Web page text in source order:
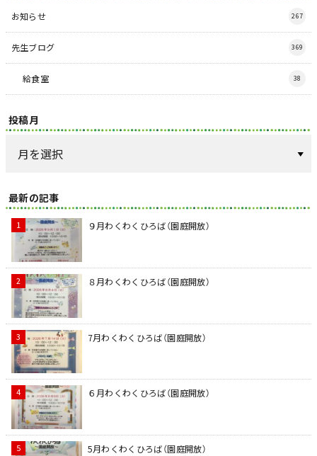
お知らせ 267
先生ブログ 369
給食室 38
投稿月
最新の記事
９月わくわくひろば（園庭開放）
８月わくわくひろば（園庭開放）
7月わくわくひろば（園庭開放）
６月わくわくひろば（園庭開放）
5月わくわくひろば（園庭開放）